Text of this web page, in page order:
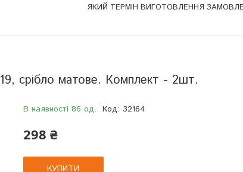
ЯКИЙ ТЕРМІН ВИГОТОВЛЕННЯ
срібло матове. Комплект - 2шт.
В наявності 86 од. Код: 32164
298 ₴
КУПИТИ